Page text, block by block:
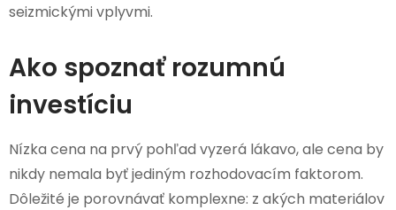
seizmickými vplyvmi.
Ako spoznať rozumnú
investíciu
Nízka cena na prvý pohľad vyzerá lákavo, ale cena by
nikdy nemala byť jediným rozhodovacím faktorom.
Dôležité je porovnávať komplexne: z akých materiálov